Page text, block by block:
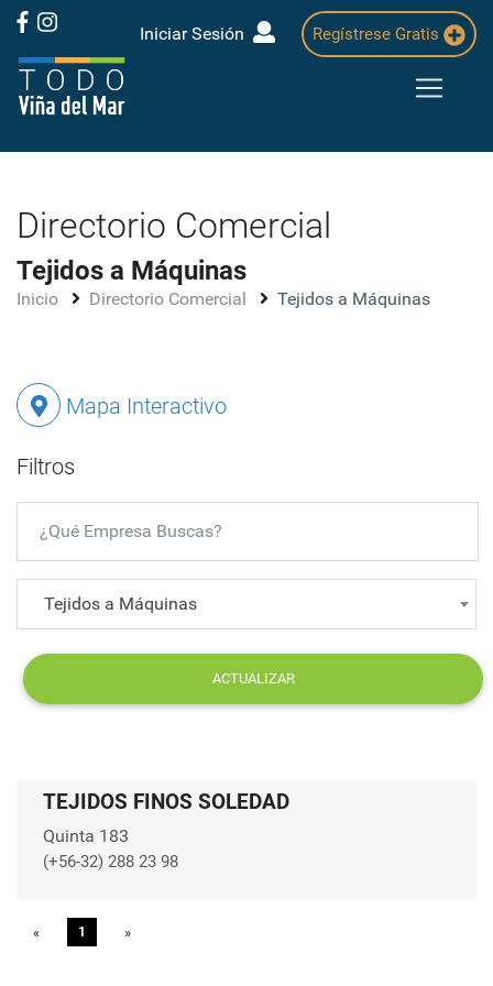
Iniciar Sesión Regístrese Gratis
Directorio Comercial
Tejidos a Máquinas
Inicio Directorio Comercial Tejidos a Máquinas
Mapa Interactivo
Filtros
Tejidos a Máquinas
ACTUALIZAR
TEJIDOS FINOS SOLEDAD
Quinta 183
(+56-32) 288 23 98
« Previous
1 »